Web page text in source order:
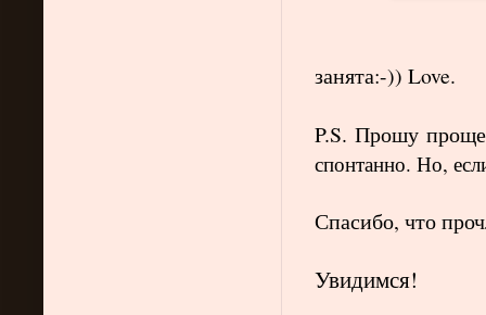
занята:-)) Love.
P.S. Прошу
спонтанно. Но,
Спасибо, что
Увидимся!